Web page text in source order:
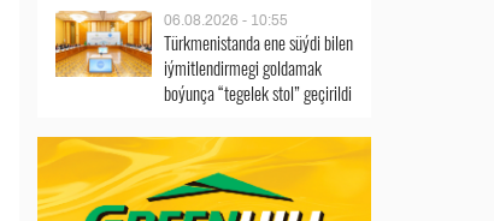
06.08.2026 - 10:55
Türkmenistanda ene süýdi bilen
iýmitlendirmegi goldamak
boýunça “tegelek stol” geçirildi